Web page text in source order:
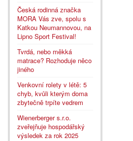
Česká rodinná značka
MORA Vás zve, spolu s
Katkou Neumannovou, na
Lipno Sport Festival!
Tvrdá, nebo měkká
matrace? Rozhoduje něco
jiného
Venkovní rolety v létě: 5
chyb, kvůli kterým doma
zbytečně trpíte vedrem
Wienerberger s.r.o.
zveřejňuje hospodářský
výsledek za rok 2025